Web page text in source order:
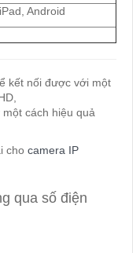
Android
kết nối được với một
một cách hiệu quả
cho camera IP
qua số điện